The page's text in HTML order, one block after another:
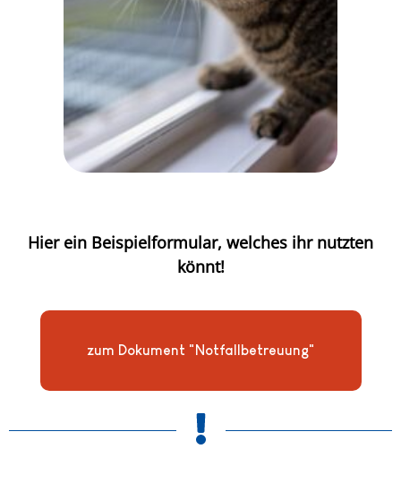
Hier ein Beispielformular, welches ihr nutzten
könnt!
zum Dokument "Notfallbetreuung"